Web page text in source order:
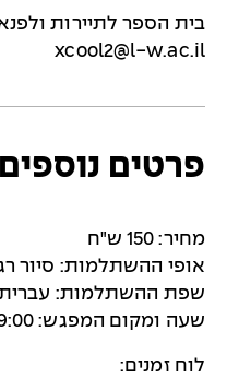
בית הספר לתיירות
xcool2@l-w.ac.il
פרטים נוספים
מחיר: 150 ש"ח
אופי ההשתלמות: סיור
שפת ההשתלמות:
שעה ומקום המפגש: 09:00 ככר השעון ביפו
לוח זמנים: